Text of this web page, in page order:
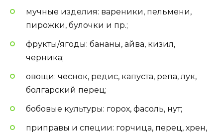
мучные изделия: вареники, пельмени,
пирожки, булочки и пр.;
фрукты/ягоды: бананы, айва, кизил,
черника;
овощи: чеснок, редис, капуста, репа, лук,
болгарский перец;
бобовые культуры: горох, фасоль, нут;
приправы и специи: горчица, перец, хрен,